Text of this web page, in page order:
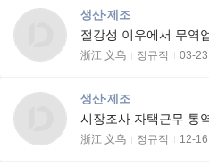
생산·제조
절강성 이우에서 무역
浙江 义乌 정규직 03-23
생산·제조
시장조사 자택근무 통
浙江 义乌 정규직 12-16